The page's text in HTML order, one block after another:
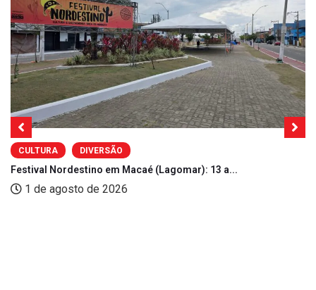
CULTURA DIVERSÃO
Festival Nordestino em Macaé (Lagomar): 13 a...
1 de agosto de 2026